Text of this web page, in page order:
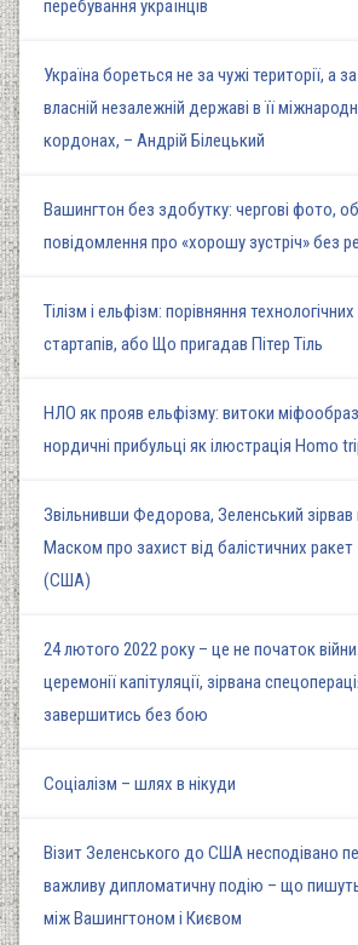
перебування українців
Україна бореться не за чужі території, а
власній незалежній державі в її
кордонах, – Андрій Білецький
Вашингтон без здобутку: чергові фото,
повідомлення про «хорошу зустріч» без
Тілізм і ельфізм: порівняння
стартапів, або Що пригадав Пітер Тіль
НЛО як прояв ельфізму: витоки
нордичні прибульці як ілюстрація Homo
Звільнивши Федорова, Зеленський зірвав
Маском про захист від балістичних
(США)
24 лютого 2022 року – це не початок
церемонії капітуляції, зірвана
завершитись без бою
Соціалізм – шлях в нікуди
Візит Зеленського до США несподівано
важливу дипломатичну подію – що
між Вашингтоном і Києвом